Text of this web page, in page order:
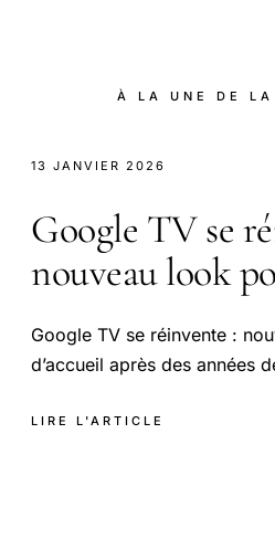
À LA UNE DE LA
13 JANVIER 2026
Google TV se
nouveau look
Google TV se réinvente :
d’accueil après des années
LIRE L'ARTICLE